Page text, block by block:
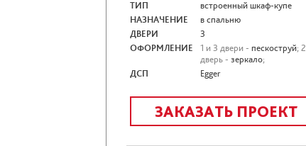
ТИП
встроенный шкаф-купе
НАЗНАЧЕНИЕ
в спальню
ДВЕРИ
3
ОФОРМЛЕНИЕ
1 и 3 двери - пескоструй; 2
дверь - зеркало;
ДСП
Egger
ЗАКАЗАТЬ ПРОЕКТ